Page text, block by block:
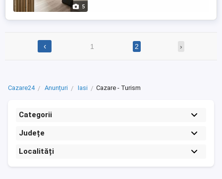
5
‹ 1 2 ›
Cazare24 Anunțuri Iasi Cazare - Turism
Categorii
Județe
Localități